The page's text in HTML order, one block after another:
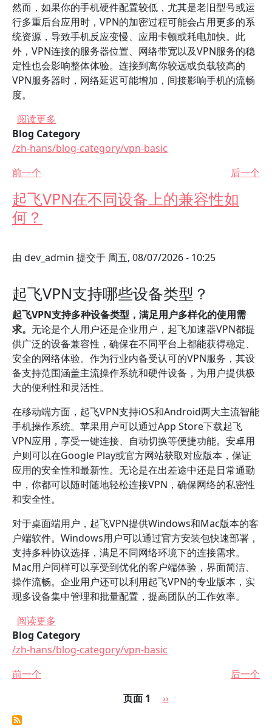
然而，如果你的手机硬件配置较低，尤其是老旧型号或运
行多重后台应用时，VPN的加密过程可能会占用更多的系
统资源，导致手机反应变慢、应用卡顿或耗电加快。此
外，VPN连接的服务器位置、网络带宽以及VPN服务的稳
定性也会影响整体体验。连接到离你较远或负载较高的
VPN服务器时，网络延迟可能增加，间接影响手机的流畅
度。
阅读更多
Blog Category
/zh-hans/blog-category/vpn-basic
前一个
后一个
起飞VPN在不同设备上的兼容性如
何？
由 dev_admin 提交于 周五, 08/07/2026 - 10:25
起飞VPN支持哪些设备类型？
起飞VPN支持多种设备类型，满足用户多样化的使用需
求。 无论是个人用户还是企业用户，起飞加速器VPN都提
供广泛的设备兼容性，确保在不同平台上都能获得稳定、
安全的网络体验。作为行业内备受认可的VPN服务，其设
备支持范围涵盖主流操作系统和硬件设备，为用户提供极
大的便利性和灵活性。
在移动端方面，起飞VPN支持iOS和Android两大主流智能
手机操作系统。苹果用户可以通过App Store下载起飞
VPN应用，享受一键连接、自动切换等便捷功能。安卓用
户则可以在Google Play或官方网站获取对应版本，保证
应用的安全性和最新性。无论是在出差途中还是日常通勤
中，你都可以随时随地轻松连接VPN，确保网络的私密性
和安全性。
对于桌面端用户，起飞VPN提供Windows和Mac版本的客
户端软件。Windows用户可以通过官方安装包快速部署，
支持多种协议选择，满足不同网络环境下的连接需求。
Mac用户同样可以享受到优化的客户端体验，界面简洁、
操作流畅。企业用户还可以利用起飞VPN的专业版本，实
现多设备集中管理和批量配置，提高团队的工作效率。
阅读更多
Blog Category
/zh-hans/blog-category/vpn-basic
前一个
后一个
页面 1 下一页
››